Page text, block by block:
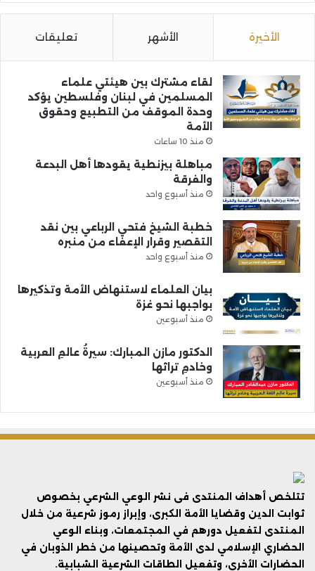
الأخيرة الأشهر تعليقات
لقاء مشترك بين هيئتي علماء
المسلمين في لبنان وفلسطين يؤكد
وحدة الموقف من التطبيع وحقوق
الأمة
منذ 10 ساعات
مباهلة بيزنطية يقودها أهل البدعة
والفرقة
منذ أسبوع واحد
خطبة الشيخ فتحي الرباعي بين نقد
التقصير وقرار الإعفاء من منبره
منذ أسبوع واحد
بيان العلماء لاستنهاض الأمة وتذكيرها
بواجبها نحو غزة
منذ أسبوعين
الدكتور مازن المبارك: سيرةُ عالمِ العربية
وخادمِ تراثها
منذ أسبوعين
تتلخص أهداف المنتدى فى نشر الوعي الشرعي بخصوص
ثوابت الدين وقضايا الأمة الكبرى، وإبراز رموز شرعية من خلال
المنتدى لتفعيل دورهم في المجتمعات، وبناء الوعي
الحضاري الإسلامي لدى الأمة وتحصينها من خطر الذوبان في
الحضارات الأخرى، وتفعيل الطاقات الشرعية الشبابية.